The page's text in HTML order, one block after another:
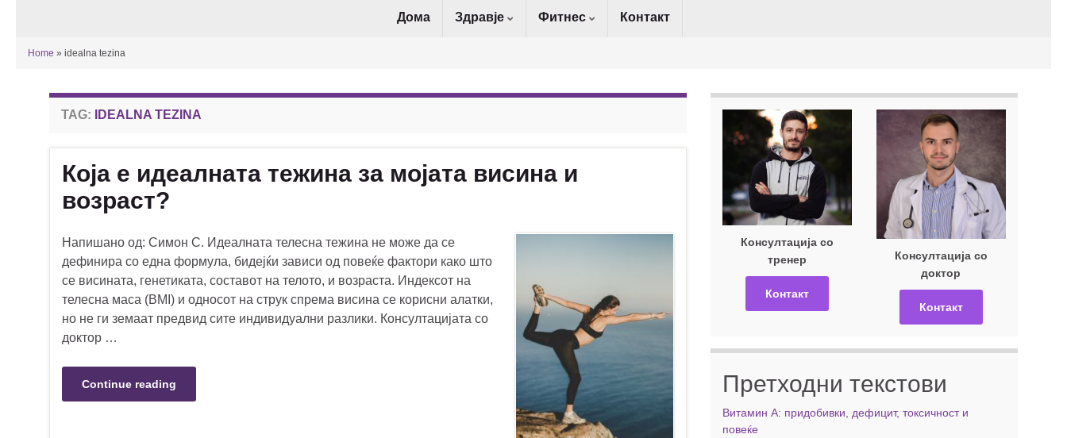
Дома Здравје Фитнес Контакт
Home » idealna tezina
TAG: IDEALNA TEZINA
Која е идеалната тежина за мојата висина и
возраст?
Напишано од: Симон С. Идеалната телесна тежина не може да се
дефинира со една формула, бидејќи зависи од повеќе фактори како што
се висината, генетиката, составот на телото, и возраста. Индексот на
телесна маса (BMI) и односот на струк спрема висина се корисни алатки,
но не ги земаат предвид сите индивидуални разлики. Консултацијата со
доктор …
Continue reading
Консултација со
тренер
Контакт
Консултација со
доктор
Контакт
Претходни текстови
Витамин А: придобивки, дефицит, токсичност и
повеќе